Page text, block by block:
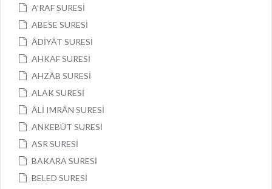
A’RAF SURESİ
ABESE SURESİ
ÂDİYÂT SURESİ
AHKAF SURESİ
AHZÂB SURESİ
ALAK SURESİ
ÂLİ IMRÂN SURESİ
ANKEBÛT SURESİ
ASR SURESİ
BAKARA SURESİ
BELED SURESİ